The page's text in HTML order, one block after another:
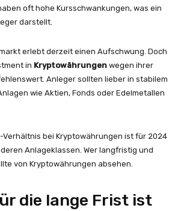
oft hohe Kursschwankungen, was ein
darstellt.
erlebt derzeit einen Aufschwung. Doch
in Kryptowährungen wegen ihrer
Anleger sollten lieber in stabilem
wie Aktien, Fonds oder Edelmetallen
-Verhältnis bei Kryptowährungen ist für 2024
Anlageklassen. Wer langfristig und
von Kryptowährungen absehen.
die lange Frist ist